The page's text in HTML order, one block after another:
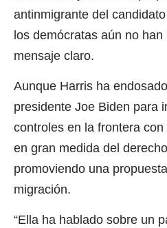
antinmigrante del
los demócratas aún no
mensaje claro.
Aunque Harris ha
presidente Joe Biden para
controles en la frontera
en gran medida del
promoviendo una
migración.
“Ella ha hablado sobre un